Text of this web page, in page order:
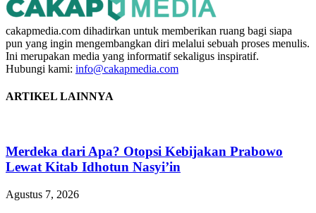
cakapmedia.com dihadirkan untuk memberikan ruang bagi siapa
pun yang ingin mengembangkan diri melalui sebuah proses menulis.
Ini merupakan media yang informatif sekaligus inspiratif.
Hubungi kami: info@cakapmedia.com
ARTIKEL LAINNYA
Merdeka dari Apa? Otopsi Kebijakan Prabowo
Lewat Kitab Idhotun Nasyi’in
Agustus 7, 2026